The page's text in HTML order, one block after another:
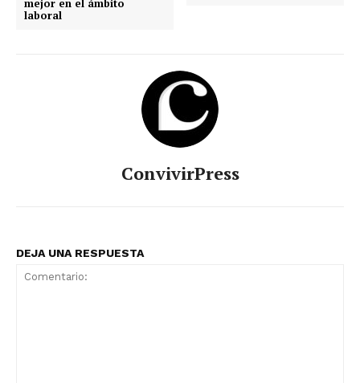
mejor en el ámbito
laboral
ConvivirPress
DEJA UNA RESPUESTA